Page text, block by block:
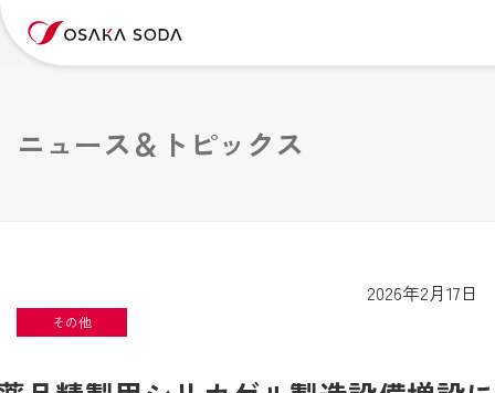
ニュース＆トピックス
2026年2月17日
その他